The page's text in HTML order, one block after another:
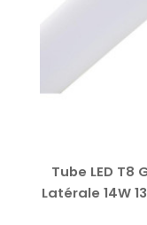
Tube LED T8
Latérale 14W